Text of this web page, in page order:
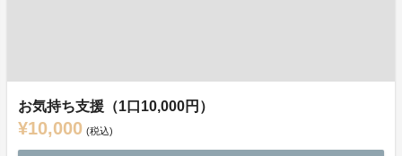
お気持ち支援（1口10,000円）
¥10,000 (税込)